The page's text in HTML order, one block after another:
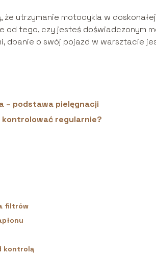
że utrzymanie motocykla w
od tego, czy jesteś doświadczonym
dbanie o swój pojazd w warsztacie
– podstawa pielęgnacji
regularnie?
filtrów
kontrolą